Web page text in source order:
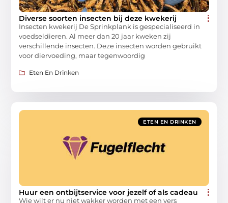
Diverse soorten insecten bij deze kwekerij
Insecten kwekerij De Sprinkplank is gespecialiseerd in
voedseldieren. Al meer dan 20 jaar kweken zij
verschillende insecten. Deze insecten worden gebruikt
voor diervoeding, maar tegenwoordig
Eten En Drinken
ETEN EN DRINKEN
Huur een ontbijtservice voor jezelf of als cadeau
Wie wilt er nu niet wakker worden met een vers